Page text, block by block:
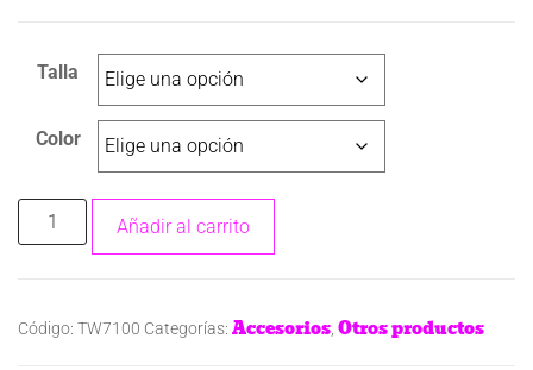
Talla
Color
Añadir al carrito
Código: TW7100 Categorías: Accesorios Otros productos